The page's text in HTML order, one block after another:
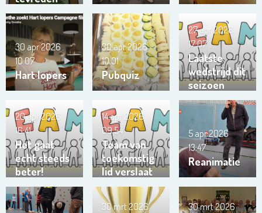
Hart lopers
30 apr 2026
10:07
Pubquiz
30 apr 2026
10:01
Laatste
wedstrijd dit
seizoen
team
Trianta 01
27 apr 2026
17:07
Het gaat
echt steeds
beter!
20 apr 2026
16:41
Team van
toekomstig
lid verslaat
ons team …
!!!
14 apr 2026
09:54
Reanimatie
5 apr 2026
13:47
30 mrt 2026
30 mrt 2026